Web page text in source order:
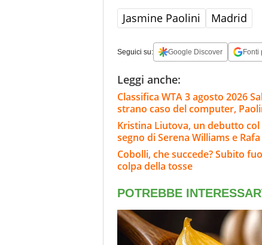
Jasmine Paolini Madrid
Seguici su: Google Discover Fonti
Leggi anche:
Classifica WTA 3 agosto 2026
strano caso del computer,
Kristina Liutova, un debutto
segno di Serena Williams e
Cobolli, che succede? Subito
colpa della tosse